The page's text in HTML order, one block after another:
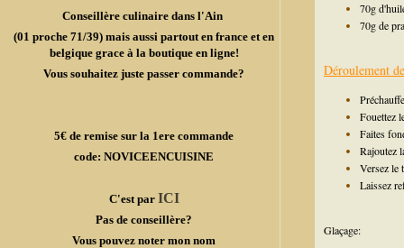
Conseillère culinaire dans l'Ain
(01 proche 71/39) mais aussi partout en france et en
belgique grace à la boutique en ligne!
Vous souhaitez juste passer commande?
5€ de remise sur la 1ere commande
code: NOVICEENCUISINE
C'est par ICI
Pas de conseillère?
Vous pouvez noter mon nom
70g
70g de
Déroulement
Fouettez
Faites
Rajoutez
Versez le
Laissez
Glaçage: